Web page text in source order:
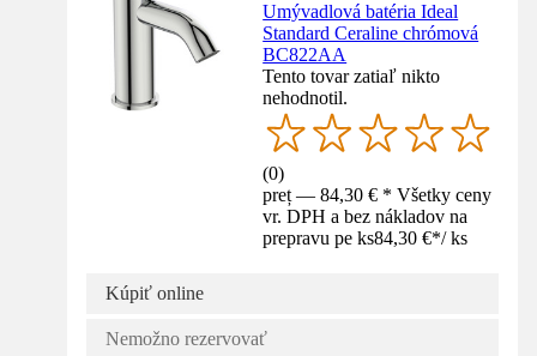
Umývadlová batéria Ideal
Standard Ceraline chrómová
BC822AA
Tento tovar zatiaľ nikto
nehodnotil.
(0)
preț — 84,30 € * Všetky ceny
vr. DPH a bez nákladov na
prepravu pe ks84,30 €*/ ks
Kúpiť online
Nemožno rezervovať